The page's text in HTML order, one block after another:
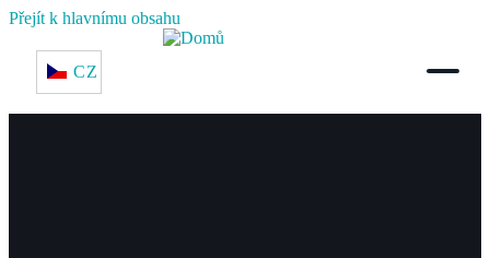
Přejít k hlavnímu obsahu
CZ